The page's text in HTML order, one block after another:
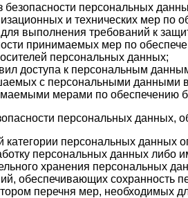
персональных
и технических мер по
выполнения требований к
принимаемых мер по
персональных данных;
доступа к персональным
с персональными
мерами по обеспечению
персональных данных,
персональных данных
персональных данных либо
хранения персональных
обеспечивающих сохранность
перечня мер, необходимых